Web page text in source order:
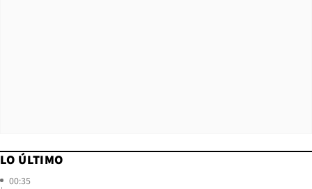
LO ÚLTIMO
00:35